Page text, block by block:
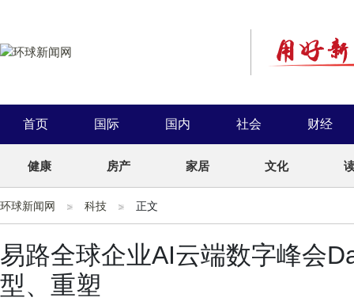
首页 国际 国内 社会 财经
健康 房产 家居 文化
环球新闻网 科技 正文
易路全球企业AI云端数字峰会
型、重塑